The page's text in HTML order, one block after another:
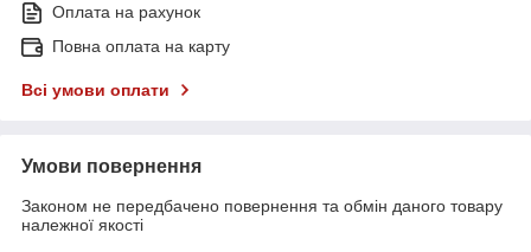
Оплата на рахунок
Повна оплата на карту
Всі умови оплати
Умови повернення
Законом не передбачено повернення та обмін даного товару
належної якості